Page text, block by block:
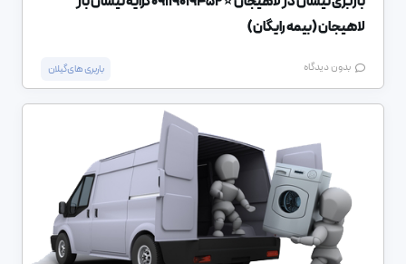
لاهیجان (بیمه رایگان)
بدون دیدگاه باربری های گیلان